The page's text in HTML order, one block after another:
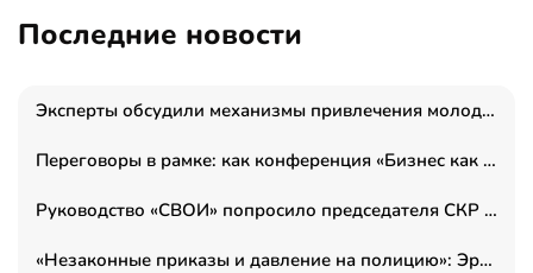
Последние новости
Эксперты обсудили механизмы привлечения молодых специалистов в промышленные города
Переговоры в рамке: как конференция «Бизнес как искусство» переформатирует деловой этикет в стенах ТПП РФ
Руководство «СВОИ» попросило председателя СКР дать правовую оценку обысков в тыловом штабе
«Незаконные приказы и давление на полицию»: Эрнеста Султанова задержали у посольства Израиля во время одиночного пикета